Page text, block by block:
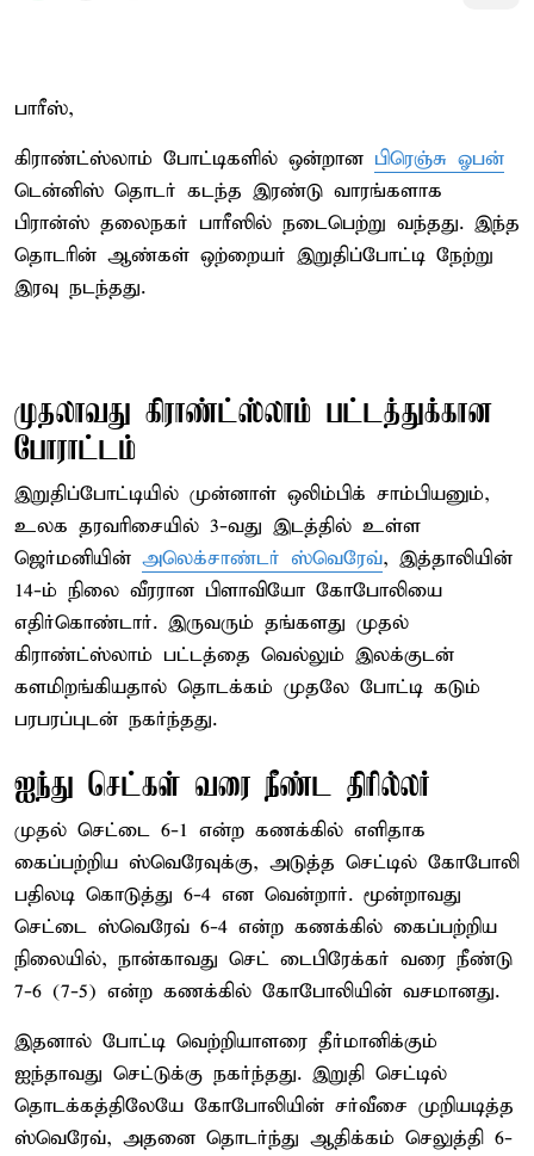
பாரீஸ்,
கிராண்ட்ஸ்லாம் போட்டிகளில் ஒன்றான பிரெஞ்சு ஓபன்
டென்னிஸ் தொடர் கடந்த இரண்டு வாரங்களாக
பிரான்ஸ் தலைநகர் பாரீஸில் நடைபெற்று வந்தது. இந்த
தொடரின் ஆண்கள் ஒற்றையர் இறுதிப்போட்டி நேற்று
இரவு நடந்தது.
முதலாவது கிராண்ட்ஸ்லாம் பட்டத்துக்கான
போராட்டம்
இறுதிப்போட்டியில் முன்னாள் ஒலிம்பிக் சாம்பியனும்,
உலக தரவரிசையில் 3-வது இடத்தில் உள்ள
ஜெர்மனியின் அலெக்சாண்டர் ஸ்வெரேவ், இத்தாலியின்
14-ம் நிலை வீரரான பிளாவியோ கோபோலியை
எதிர்கொண்டார். இருவரும் தங்களது முதல்
கிராண்ட்ஸ்லாம் பட்டத்தை வெல்லும் இலக்குடன்
களமிறங்கியதால் தொடக்கம் முதலே போட்டி கடும்
பரபரப்புடன் நகர்ந்தது.
ஐந்து செட்கள் வரை நீண்ட திரில்லர்
முதல் செட்டை 6-1 என்ற கணக்கில் எளிதாக
கைப்பற்றிய ஸ்வெரேவுக்கு, அடுத்த செட்டில் கோபோலி
பதிலடி கொடுத்து 6-4 என வென்றார். மூன்றாவது
செட்டை ஸ்வெரேவ் 6-4 என்ற கணக்கில் கைப்பற்றிய
நிலையில், நான்காவது செட் டைபிரேக்கர் வரை நீண்டு
7-6 (7-5) என்ற கணக்கில் கோபோலியின் வசமானது.
இதனால் போட்டி வெற்றியாளரை தீர்மானிக்கும்
ஐந்தாவது செட்டுக்கு நகர்ந்தது. இறுதி செட்டில்
தொடக்கத்திலேயே கோபோலியின் சர்வீசை முறியடித்த
ஸ்வெரேவ், அதனை தொடர்ந்து ஆதிக்கம் செலுத்தி 6-